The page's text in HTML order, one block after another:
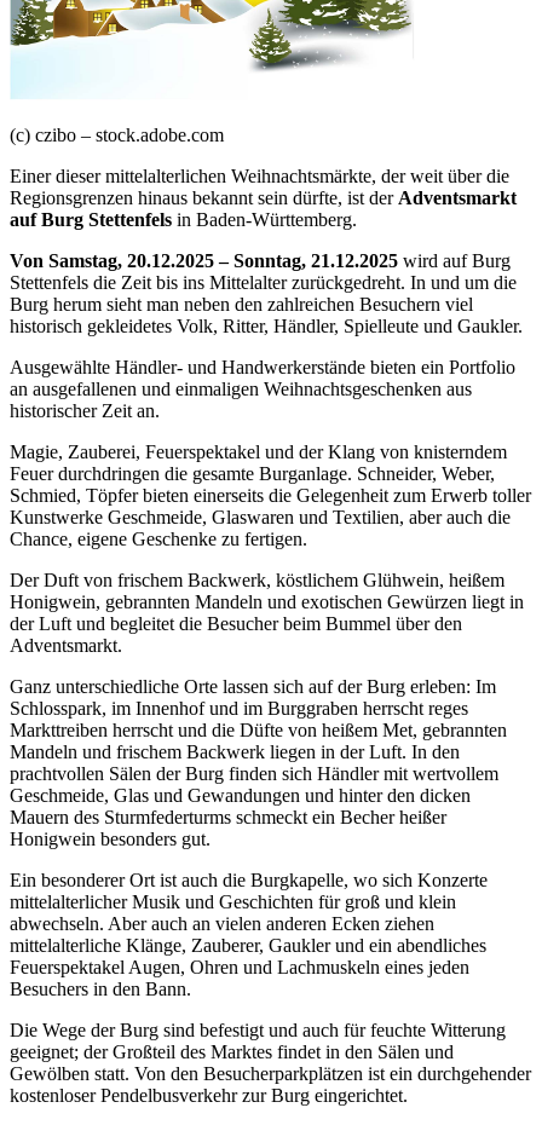
(c) czibo – stock.adobe.com
Einer dieser mittelalterlichen Weihnachtsmärkte, der weit über die
Regionsgrenzen hinaus bekannt sein dürfte, ist der Adventsmarkt
auf Burg Stettenfels in Baden-Württemberg.
Von Samstag, 20.12.2025 – Sonntag, 21.12.2025 wird auf Burg
Stettenfels die Zeit bis ins Mittelalter zurückgedreht. In und um die
Burg herum sieht man neben den zahlreichen Besuchern viel
historisch gekleidetes Volk, Ritter, Händler, Spielleute und Gaukler.
Ausgewählte Händler- und Handwerkerstände bieten ein Portfolio
an ausgefallenen und einmaligen Weihnachtsgeschenken aus
historischer Zeit an.
Magie, Zauberei, Feuerspektakel und der Klang von knisterndem
Feuer durchdringen die gesamte Burganlage. Schneider, Weber,
Schmied, Töpfer bieten einerseits die Gelegenheit zum Erwerb toller
Kunstwerke Geschmeide, Glaswaren und Textilien, aber auch die
Chance, eigene Geschenke zu fertigen.
Der Duft von frischem Backwerk, köstlichem Glühwein, heißem
Honigwein, gebrannten Mandeln und exotischen Gewürzen liegt in
der Luft und begleitet die Besucher beim Bummel über den
Adventsmarkt.
Ganz unterschiedliche Orte lassen sich auf der Burg erleben: Im
Schlosspark, im Innenhof und im Burggraben herrscht reges
Markttreiben herrscht und die Düfte von heißem Met, gebrannten
Mandeln und frischem Backwerk liegen in der Luft. In den
prachtvollen Sälen der Burg finden sich Händler mit wertvollem
Geschmeide, Glas und Gewandungen und hinter den dicken
Mauern des Sturmfederturms schmeckt ein Becher heißer
Honigwein besonders gut.
Ein besonderer Ort ist auch die Burgkapelle, wo sich Konzerte
mittelalterlicher Musik und Geschichten für groß und klein
abwechseln. Aber auch an vielen anderen Ecken ziehen
mittelalterliche Klänge, Zauberer, Gaukler und ein abendliches
Feuerspektakel Augen, Ohren und Lachmuskeln eines jeden
Besuchers in den Bann.
Die Wege der Burg sind befestigt und auch für feuchte Witterung
geeignet; der Großteil des Marktes findet in den Sälen und
Gewölben statt. Von den Besucherparkplätzen ist ein durchgehender
kostenloser Pendelbusverkehr zur Burg eingerichtet.